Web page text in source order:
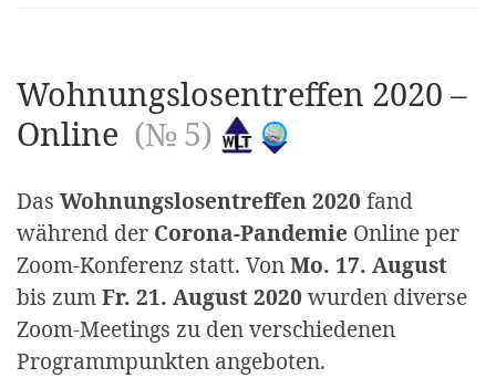
Wohnungslosentreffen 2020 –
Online (№ 5)
Das Wohnungslosentreffen 2020 fand
während der Corona-Pandemie Online per
Zoom-Konferenz statt. VonMo. 17. August
bis zumFr. 21. August 2020 wurden diverse
Zoom-Meetings zu den verschiedenen
Programmpunkten angeboten.